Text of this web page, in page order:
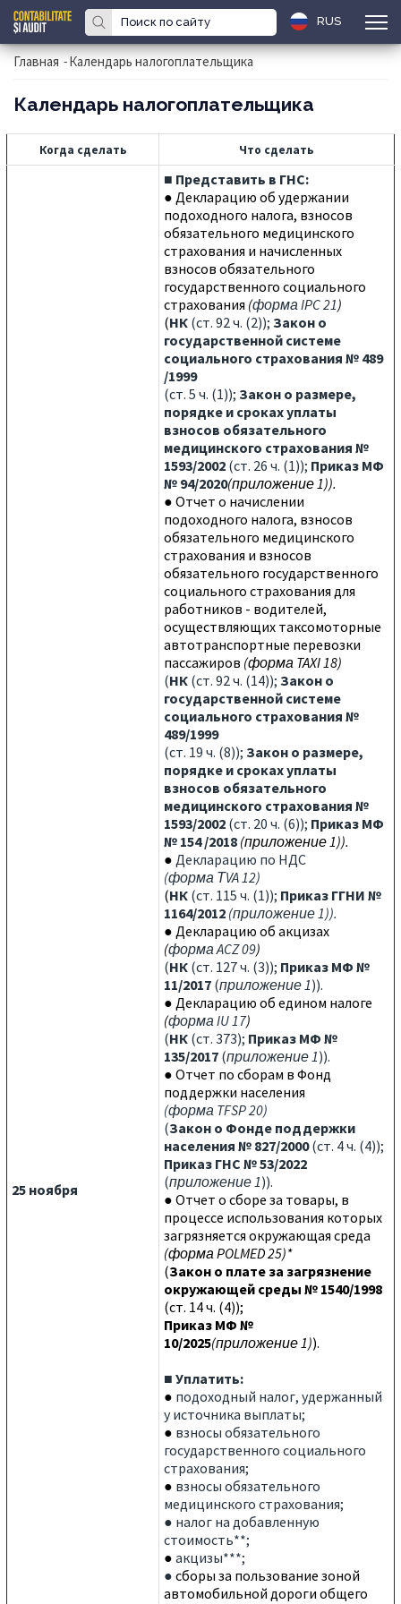
RUS
Главная -Календарь налогоплательщика
Календарь налогоплательщика
Когда сделать Что сделать
25 ноября
■ Представить в ГНС:
● Декларацию об удержании
подоходного налога, взносов
обязательного медицинского
страхования и начисленных
взносов обязательного
государственного социального
страхования (форма IPC 21)
(НК (ст. 92 ч. (2)); Закон о
государственной системе
социального страхования № 489
/1999
(ст. 5 ч. (1)); Закон о размере,
порядке и сроках уплаты
взносов обязательного
медицинского страхования №
1593/2002 (ст. 26 ч. (1)); Приказ МФ
№ 94/2020(приложение 1)).
● Отчет о начислении
подоходного налога, взносов
обязательного медицинского
страхования и взносов
обязательного государственного
социального страхования для
работников - водителей,
осуществляющих таксомоторные
автотранспортные перевозки
пассажиров (форма TAXI 18)
(НК (ст. 92 ч. (14)); Закон о
государственной системе
социального страхования №
489/1999
(ст. 19 ч. (8)); Закон о размере,
порядке и сроках уплаты
взносов обязательного
медицинского страхования №
1593/2002 (ст. 20 ч. (6)); Приказ МФ
№ 154 /2018 (приложение 1)).
● Декларацию по НДС
(форма ТVA 12)
(НК (ст. 115 ч. (1)); Приказ ГГНИ №
1164/2012 (приложение 1)).
● Декларацию об акцизах
(форма ACZ 09)
(НК (ст. 127 ч. (3)); Приказ МФ №
11/2017 (приложение 1)).
● Декларацию об едином налоге
(форма IU 17)
(НК (ст. 373); Приказ МФ №
135/2017 (приложение 1)).
● Отчет по сборам в Фонд
поддержки населения
(форма TFSP 20)
(Закон о Фонде поддержки
населения № 827/2000(ст. 4 ч. (4));
Приказ ГНС № 53/2022
(приложение 1)).
● Отчет о сборе за товары, в
процессе использования которых
загрязняется окружающая среда
(форма POLMED 25)*
(Закон о плате за загрязнение
окружающей среды № 1540/1998
(ст. 14ч. (4));
Приказ МФ №
10/2025(приложение 1)).
■ Уплатить:
● подоходный налог, удержанный
у источника выплаты;
● взносы обязательного
государственного социального
страхования;
● взносы обязательного
медицинского страхования;
● налог на добавленную
стоимость**;
● акцизы***;
● сборы за пользование зоной
автомобильной дороги общего